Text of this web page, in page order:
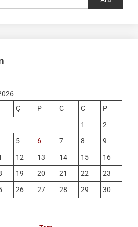
Ç P C C
P
1
2
5 6 7 8
9
12 13 14 15
16
19 20 21 22
23
26 27 28 29
30